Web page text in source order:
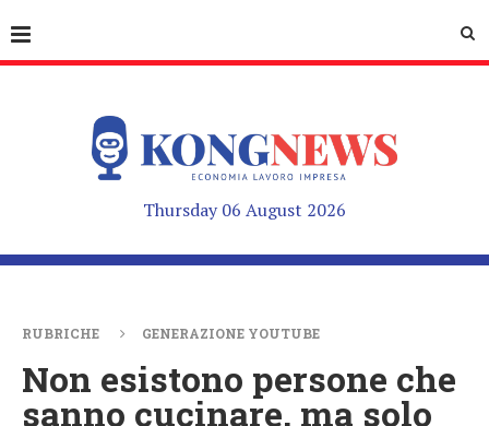
Thursday 06 August 2026
RUBRICHE GENERAZIONE YOUTUBE
Non esistono persone che
sanno cucinare, ma solo